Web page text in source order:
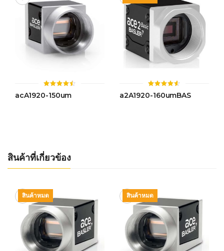
ให้
คะแนน
acA1920-150um
ให้
คะแนน
a2A1920-160umBAS
สินค้าที่เกี่ยวข้อง
สินค้าหมด สินค้าหมด